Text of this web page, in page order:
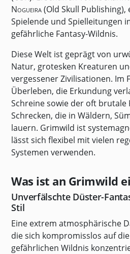
Nogueira(Old Skull
Spielende und Spielleitungen
gefährliche Fantasy-Wildnis.
Diese Welt ist geprägt von
Natur, grotesken Kreaturen
vergessener Zivilisationen. Im
Überleben, die Erkundung
Schreine sowie der oft brutale
Schrecken, die in Wäldern,
lauern. Grimwild ist
lässt sich flexibel mit vielen
Systemen verwenden.
Was ist an Grimwild
Unverfälschte Düster-
Stil
Eine extrem atmosphärische
die sich kompromisslos auf
gefährlichen Wildnis